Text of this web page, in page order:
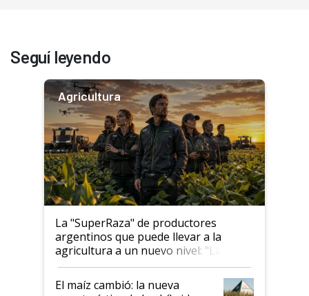
Seguí leyendo
Agricultura
La "SuperRaza" de productores
argentinos que puede llevar a la
agricultura a un nuevo nivel: "Las
posibilidades de crecimiento son
infinitas"
El maíz cambió: la nueva